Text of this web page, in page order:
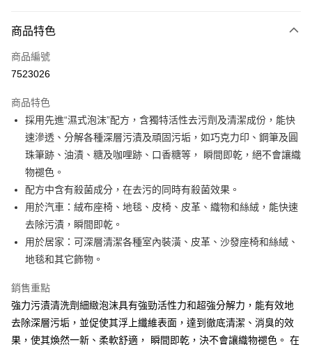
3 期 0 利率 每期
合作金庫商業銀行
上海商業儲蓄銀行
臺灣中小企業銀行
匯豐（台灣）商業銀行
華泰商業銀行
聯邦商業銀行
遠東國際商業銀行
元大商業銀行
永豐商業銀行
玉山商業銀行
台灣樂天信用卡公司
超商取貨付款
LINE Pay
Apple Pay
街口支付
悠遊付
Google Pay
AFTEE先享後付
相關說明
【關於「AFTEE先享後付」】
AFTEE先享後付是「在收到商品之後才付款」的支付方式。 讓您購物簡單
便利好安心！
２．便利：只要手機號碼，簡訊認證，即可結帳。
３．安心：先確認商品／服務後，再付款。
【「AFTEE先享後付」結帳流程】
１．於結帳方式選擇「AFTEE先享後付」後，將跳轉至「AFTEE先享後付」
ATM付款
運送方式
全家付款取貨
每筆NT$60，滿NT$490(含以上)免運費
商品特色
商品編號
7523026
商品特色
採用先進“濕式泡沫”配方，含獨特活性去污劑及清潔成份，能快
速滲透、分解各種深層污漬及頑固污垢，如巧克力印、鋼筆及圓
珠筆跡、油漬、糖及咖哩跡、口香糖等， 瞬間即乾，絕不會讓織
物褪色。
配方中含有殺菌成分，在去污的同時有殺菌效果。
用於汽車：絨布座椅、地毯、皮椅、皮革、織物和絲絨，能快速
去除污漬，瞬間即乾。
用於居家：可深層清潔各種室內裝潢、皮革、沙發座椅和絲絨、
地毯和其它飾物。
銷售重點
強力污漬清洗劑細緻泡沫具有強勁活性力和超強分解力，能有效地
去除深層污垢，並促使其浮上纖維表面，達到徹底清潔、消臭的效
果，使其煥然一新、柔軟舒適， 瞬間即乾，決不會讓織物褪色。 在